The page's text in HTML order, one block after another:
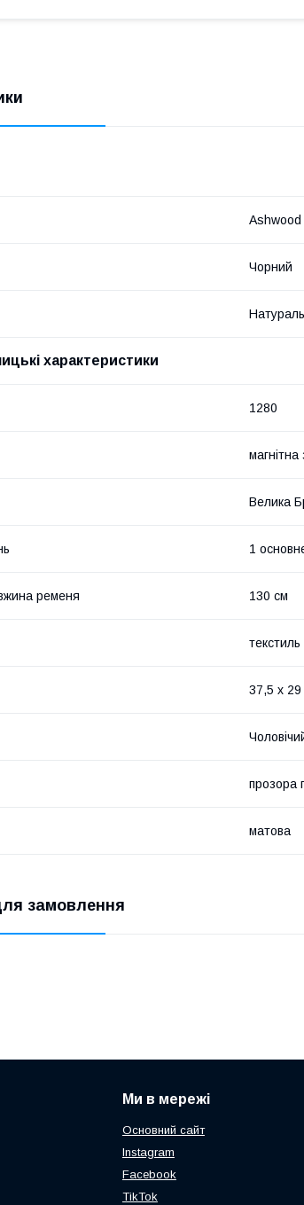
Ashwood
Чорний
характеристики
1280
магнітна
Велика
1
ременя 130 см
текстиль
37,5 x 29
прозора
матова
замовлення
Ми в мережі
Основний сайт
Instagram
Facebook
TikTok